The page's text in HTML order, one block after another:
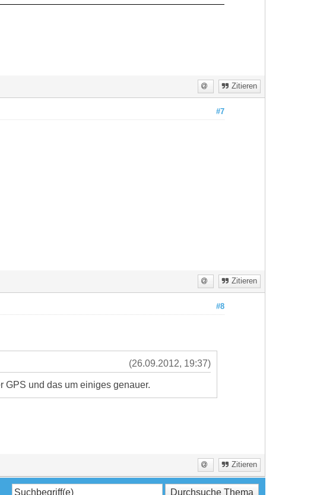
Zitieren
#7
Zitieren
#8
(26.09.2012, 19:37)
GPS und das um einiges genauer.
Zitieren